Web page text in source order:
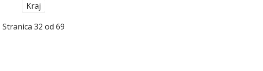
Kraj
Stranica 32 od 69